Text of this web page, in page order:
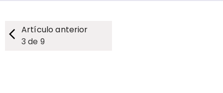
Artículo anterior
3 de 9